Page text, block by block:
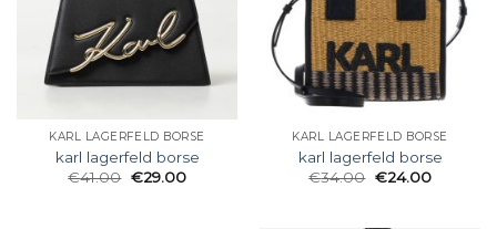
KARL LAGERFELD BORSE
karl lagerfeld borse
€41.00 €29.00
KARL LAGERFELD BORSE
karl lagerfeld borse
€34.00 €24.00